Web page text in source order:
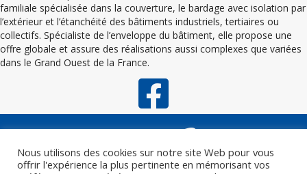
familiale spécialisée dans la couverture, le bardage avec isolation par
l’extérieur et l’étanchéité des bâtiments industriels, tertiaires ou
collectifs. Spécialiste de l’enveloppe du bâtiment, elle propose une
offre globale et assure des réalisations aussi complexes que variées
dans le Grand Ouest de la France.
Nous utilisons des cookies sur notre site Web pour vous
offrir l'expérience la plus pertinente en mémorisant vos